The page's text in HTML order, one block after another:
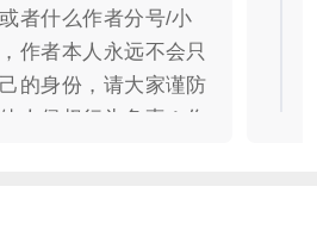
者什么作者分号/小
作者本人永远不会只
的身份，请大家谨防
人侵权行为负责！作
熠生辉，芳华如初。